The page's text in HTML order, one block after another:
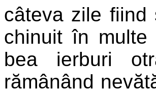
câteva zile
chinuit în
bea ierburi
rămânând